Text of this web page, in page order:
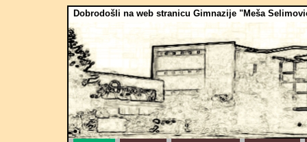
Dobrodošli na web stranicu Gimnazije "Meša